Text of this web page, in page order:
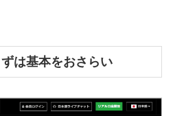
は基本をおさらい